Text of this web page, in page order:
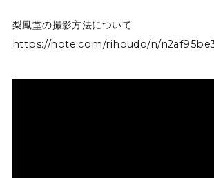
梨鳳堂の撮影方法について
https://note.com/rihoudo/n/